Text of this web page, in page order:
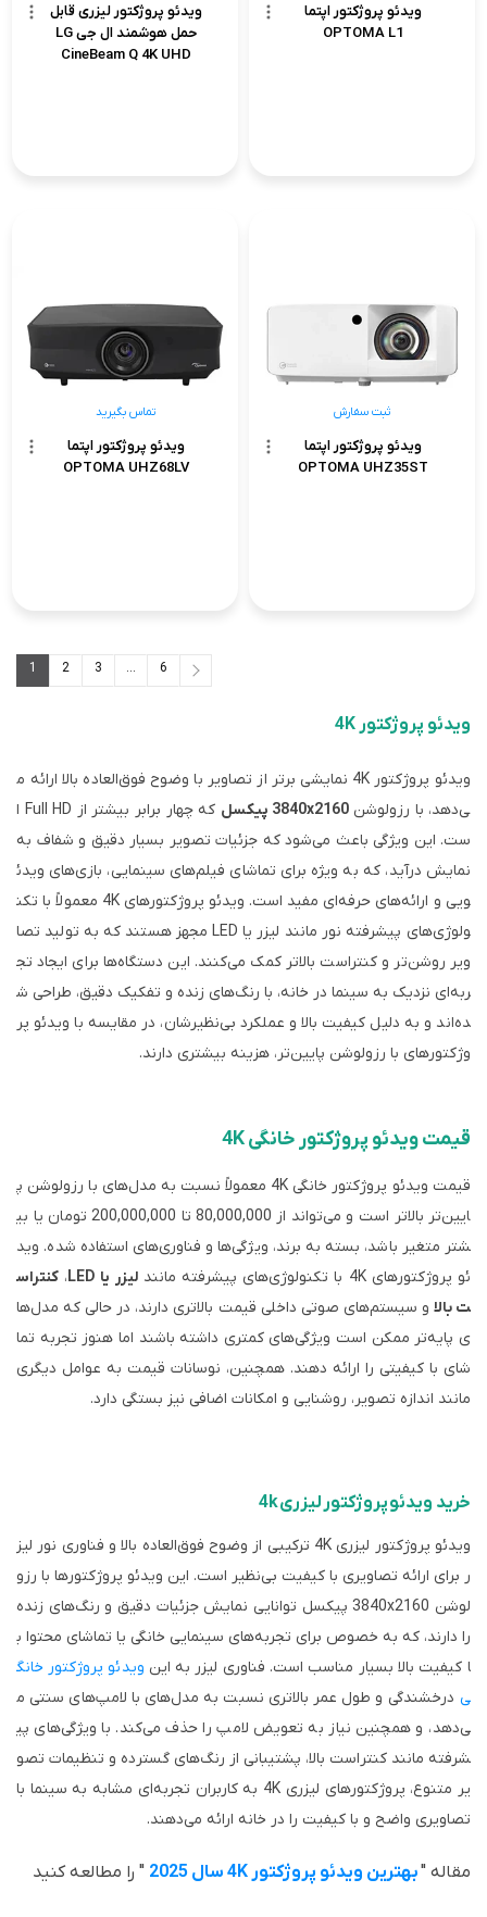
ویدئو پروژکتور اپتما
OPTOMA L1
ویدئو پروژکتور لیزری قابل
حمل هوشمند ال جی LG
CineBeam Q 4K UHD
ویدئو پروژکتور اپتما
OPTOMA UHZ35ST
ثبت سفارش
ویدئو پروژکتور اپتما
OPTOMA UHZ68LV
تماس بگیرید
1 2 3 ...
6
ویدئو پروژکتور 4K
ویدئو پروژکتور 4K نمایشی برتر از تصاویر با وضوح فوق‌العاده بالا ارائه م
ی‌دهد، با رزولوشن 3840x2160 پیکسل
که چهار برابر بیشتر از Full HD ا
ست. این ویژگی باعث می‌شود که جزئیات تصویر بسیار دقیق و شفاف به
نمایش درآید، که به ویژه برای تماشای فیلم‌های سینمایی، بازی‌های ویدئ
ویی و ارائه‌های حرفه‌ای مفید است. ویدئو پروژکتورهای 4K معمولاً با تکن
ولوژی‌های پیشرفته نور مانند لیزر یا LED مجهز هستند که به تولید تصا
ویر روشن‌تر و کنتراست بالاتر کمک می‌کنند. این دستگاه‌ها برای ایجاد تج
ربه‌ای نزدیک به سینما در خانه، با رنگ‌های زنده و تفکیک دقیق، طراحی ش
ده‌اند و به دلیل کیفیت بالا و عملکرد بی‌نظیرشان، در مقایسه با ویدئو پر
وژکتورهای با رزولوشن پایین‌تر، هزینه بیشتری دارند.
قیمت ویدئو پروژکتور خانگی 4K
قیمت ویدئو پروژکتور خانگی 4K معمولاً نسبت به مدل‌های با رزولوشن پ
ایین‌تر بالاتر است و می‌تواند از 80,000,000 تا 200,000,000 تومان یا بی
شتر متغیر باشد، بسته به برند، ویژگی‌ها و فناوری‌های استفاده شده. وید
ئو پروژکتورهای 4K با تکنولوژی‌های پیشرفته مانند
لیزر یا LED ، کنتراس
ت بالا و سیستم‌های صوتی داخلی قیمت بالاتری دارند، در حالی که مدل‌ها
ی پایه‌تر ممکن است ویژگی‌های کمتری داشته باشند اما هنوز تجربه تما
شای با کیفیتی را ارائه دهند. همچنین، نوسانات قیمت به عوامل دیگری
مانند اندازه تصویر، روشنایی و امکانات اضافی نیز بستگی دارد.
خرید ویدئو پروژکتور لیزری 4k
ویدئو پروژکتور لیزری 4K ترکیبی از وضوح فوق‌العاده بالا و فناوری نور لیز
ر برای ارائه تصاویری با کیفیت بی‌نظیر است. این ویدئو پروژکتورها با رزو
لوشن 3840x2160 پیکسل توانایی نمایش جزئیات دقیق و رنگ‌های زنده
را دارند، که به خصوص برای تجربه‌های سینمایی خانگی یا تماشای محتوا ب
ا کیفیت بالا بسیار مناسب است. فناوری لیزر به این ویدئو پروژکتور خانگ
ی درخشندگی و طول عمر بالاتری نسبت به مدل‌های با لامپ‌های سنتی م
ی‌دهد، و همچنین نیاز به تعویض لامپ را حذف می‌کند. با ویژگی‌های پی
شرفته مانند کنتراست بالا، پشتیبانی از رنگ‌های گسترده و تنظیمات تصو
یر متنوع، پروژکتورهای لیزری 4K به کاربران تجربه‌ای مشابه به سینما با
تصاویری واضح و با کیفیت را در خانه ارائه می‌دهند.
مقاله "بهترین ویدئو پروژکتور 4K سال 2025 " را مطالعه کنید